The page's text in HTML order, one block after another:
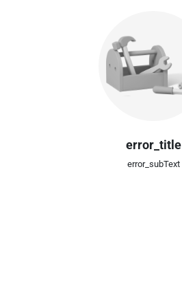
error_title
error_subText